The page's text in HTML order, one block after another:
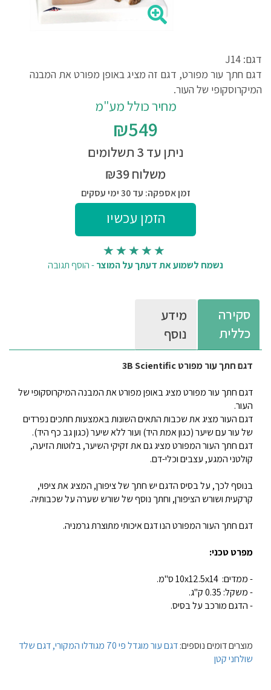
דגם: J14
דגם חתך עור מפורט, דגם זה מציג באופן מפורט את המבנה
המיקרוסקופי של העור.
מחיר כולל מע"מ
₪549
ניתן עד 3 תשלומים
משלוח ₪39
זמן אספקה: עד 30 ימי עסקים
נשמח לשמוע את דעתך על המוצר-הוסף תגובה
סקירה
כללית
מידע
נוסף
דגם חתך עור מפורט 3B Scientific
דגם חתך עור מפורט מציג באופן מפורט את המבנה המיקרוסקופי של
העור.
דגם העור מציג את שכבות התאים השונות באמצעות חתכים נפרדים
של עור עם שיער (כגון אמת היד) ועור ללא שיער (כגון גב כף היד).
דגם חתך העור המפורט מציג גם את זקיקי השיער, בלוטות הזיעה,
קולטני המגע, עצבים וכלי-דם.
בנוסף לכך, על בסיס הדגם יש חתך של ציפורן, המציג את ציפוי,
קרקעית ושורש הציפורן, וחתך נוסף של שורש שערה על שכבותיה.
דגם חתך העור המפורט הנו דגם איכותי מתוצרת גרמניה.
מפרט טכני:
- ממדים: 10x12.5x14 ס"מ.
- משקל: 0.35 ק"ג.
- הדגם מורכב על בסיס.
מוצרים דומים נוספים:דגם עור מוגדל פי 70 מגודלו המקורי,
דגם שלד
שולחני קטן